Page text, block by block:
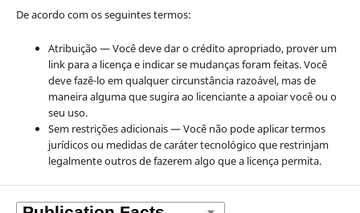
De acordo com os seguintes termos:
Atribuição — Você deve dar o crédito apropriado, prover um
link para a licença e indicar se mudanças foram feitas. Você
deve fazê-lo em qualquer circunstância razoável, mas de
maneira alguma que sugira ao licenciante a apoiar você ou o
seu uso.
Sem restrições adicionais — Você não pode aplicar termos
jurídicos ou medidas de caráter tecnológico que restrinjam
legalmente outros de fazerem algo que a licença permita.